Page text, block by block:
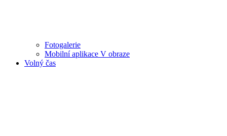
Fotogalerie
Mobilní aplikace V obraze
Volný čas